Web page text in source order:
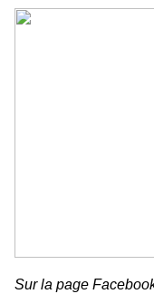
Sur la page